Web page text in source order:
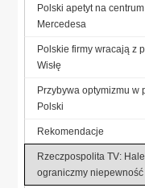
Polski apetyt na
Mercedesa
Polskie firmy wracają z
Wisłę
Przybywa optymizmu w
Polski
Rekomendacje
Rzeczpospolita TV:
ograniczmy niepewność